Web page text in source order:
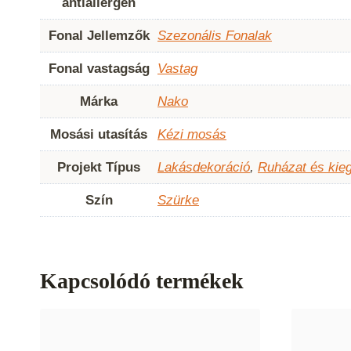
Fonal Jellemzők Szezonális Fonalak
Fonal vastagság Vastag
Márka Nako
Mosási utasítás Kézi mosás
Projekt Típus Lakásdekoráció, Ruházat és
Szín Szürke
Kapcsolódó termékek